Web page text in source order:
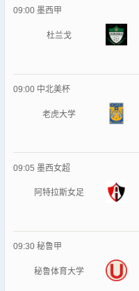
09:00 墨西甲
杜兰戈
09:00 中北美杯
老虎大学
09:05 墨西女超
阿特拉斯女足
09:30 秘鲁甲
秘鲁体育大学